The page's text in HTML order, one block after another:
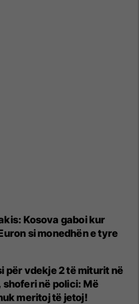
Kosova gaboi kur
pranoi Euron si monedhën e tyre
për vdekje 2 të miturit në
shoferi në polici: Më
meritoj të jetoj!